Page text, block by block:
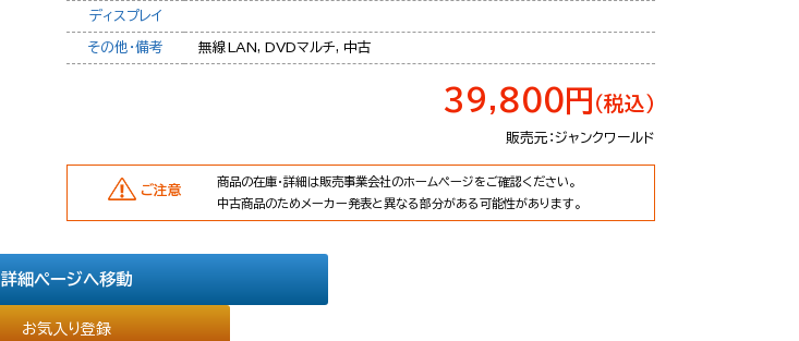
ディスプレイ
その他・備考 無線LAN, DVDマルチ, 中古
39,800円 （税込）
販売元：ジャンクワールド
ご注意
商品の在庫・詳細は販売事業会社のホームページをご確認ください。
中古商品のためメーカー発表と異なる部分がある可能性があります。
詳細ページへ移動
お気入り登録